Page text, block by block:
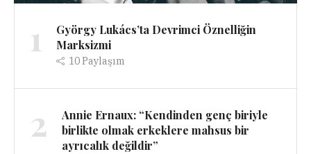
1
György Lukács’ta Devrimci Öznelliğin
Marksizmi
10Paylaşım
2
Annie Ernaux: “Kendinden genç biriyle
birlikte olmak erkeklere mahsus bir
ayrıcalık değildir”